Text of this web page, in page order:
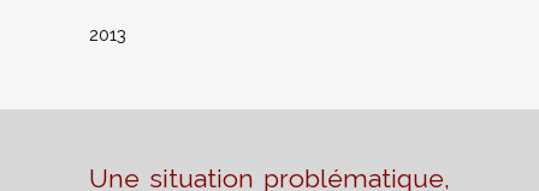
2013
Une situation problématique,